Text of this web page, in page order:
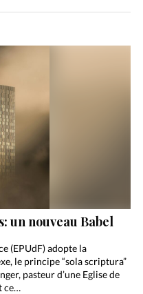
un nouveau Babel
(EPUdF) adopte la
le principe “sola scriptura”
pasteur d’une Eglise de
ce…